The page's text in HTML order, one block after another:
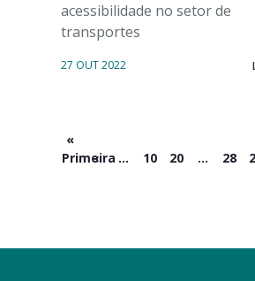
acessibilidade no setor de
transportes
27 OUT 2022
«
Primeira
‹ ... 10 20 ... 28